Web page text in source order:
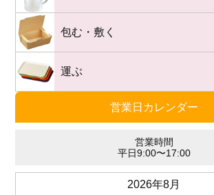
営業日カレンダー
営業時間
平日9:00〜17:00
2026年8月
包む・敷く
運ぶ